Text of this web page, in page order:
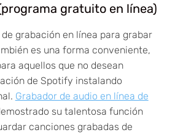
gratuito en línea)
grabación en línea para grabar
es una forma conveniente,
aquellos que no desean
de Spotify instalando
Grabador de audio en línea de
su talentosa función
canciones grabadas de